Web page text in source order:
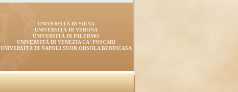
UNIVERSITÀ DI SIENA
UNIVERSITÀ DI VERONA
UNIVERSITÀ DI PALERMO
UNIVERSITÀ DI VENEZIA CA' FOSCARI
UNIVERSITÀ DI NAPOLI SUOR ORSOLA BENINCASA